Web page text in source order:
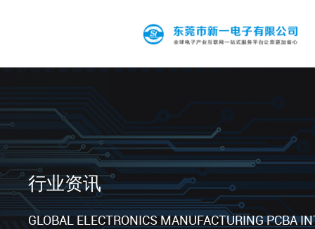
行业资讯
GLOBAL ELECTRONICS MANUFACTURING PCBA